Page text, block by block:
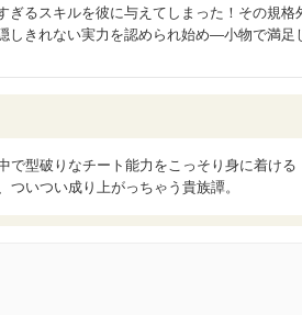
るスキルを彼に与えてしまった！その規格
しきれない実力を認められ始め―小物で満足
で型破りなチート能力をこっそり身に着ける
いつい成り上がっちゃう貴族譚。